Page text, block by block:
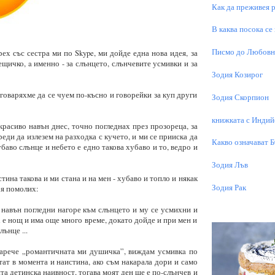
със сестра ми по Skype, ми дойде една нова идея, за
a именно - за слънцето, слънчевите усмивки и за
да се чуем по-късно и говорейки за куп други
навън днес, точно погледнах през прозореца, за
да излезем на разходка с кучето, и ми се прииска да
слънце и небето е едно такова хубаво и то, ведро и
такова и ми стана и на мен - хубаво и топло и някак
я помолих:
погледни нагоре към слънцето и му се усмихни и
е нощ и има още много време, докато дойде и при мен и
...
„романтичната ми душичка”, виждам усмивкa по
в момента и наистина, ако съм накарала дори и само
детинска наивност, тогава моят ден ще е по-слънчев и
Как да преживея
В каква посока
Писмо до
Зодия Козирог
Зодия Скорпион
книжката с
Какво означават
Зодия Лъв
Зодия Рак